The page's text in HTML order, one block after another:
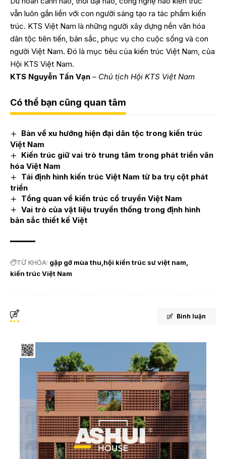
vẫn luôn gắn liền với con người sáng tạo ra tác phẩm kiến
trúc. KTS Việt Nam là những người xây dựng nền văn hóa
dân tộc tiên tiến, bản sắc, phục vụ cho cuộc sống và con
người Việt Nam. Đó là mục tiêu của kiến trúc Việt Nam, của
Hội KTS Việt Nam.
KTS Nguyễn Tấn Vạn – Chủ tịch Hội KTS Việt Nam
Có thể bạn cũng quan tâm
Bàn về xu hướng hiện đại dân tộc trong kiến trúc
Việt Nam
Kiến trúc giữ vai trò trung tâm trong phát triển văn
hóa Việt Nam
Tái định hình kiến trúc Việt Nam từ ba trụ cột phát
triển
Tổng quan về kiến trúc cổ truyền Việt Nam
Vai trò của vật liệu truyền thống trong định hình
bản sắc thiết kế Việt
TỪ KHÓA: gặp gỡ mùa thu hội kiến trúc sư việt nam
kiến trúc Việt Nam
Bình luận